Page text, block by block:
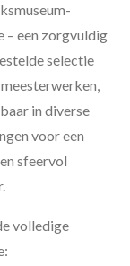
– een zorgvuldig
selectie
in diverse
voor een
sfeervol
volledige